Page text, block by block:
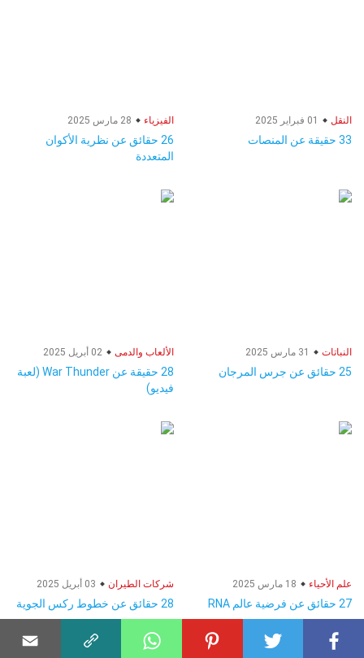
النقل
33 حقيقة عن المنصات
الفيزياء
26 حقائق عن نظرية الأكوان
المتعددة
النباتات
25 حقائق عن جرس المرجان
الألعاب والدمى
28 حقيقة عن War Thunder (لعبة
فيديو)
علم الأحياء
27 حقائق عن فرضية عالم RNA
شركات الطيران
28 حقائق عن خطوط ركس الجوية